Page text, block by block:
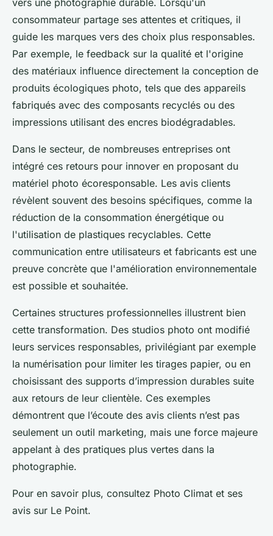
vers une photographie durable. Lorsqu'un
consommateur partage ses attentes et critiques, il
guide les marques vers des choix plus responsables.
Par exemple, le feedback sur la qualité et l'origine
des matériaux influence directement la conception de
produits écologiques photo, tels que des appareils
fabriqués avec des composants recyclés ou des
impressions utilisant des encres biodégradables.
Dans le secteur, de nombreuses entreprises ont
intégré ces retours pour innover en proposant du
matériel photo écoresponsable. Les avis clients
révèlent souvent des besoins spécifiques, comme la
réduction de la consommation énergétique ou
l'utilisation de plastiques recyclables. Cette
communication entre utilisateurs et fabricants est une
preuve concrète que l'amélioration environnementale
est possible et souhaitée.
Certaines structures professionnelles illustrent bien
cette transformation. Des studios photo ont modifié
leurs services responsables, privilégiant par exemple
la numérisation pour limiter les tirages papier, ou en
choisissant des supports d’impression durables suite
aux retours de leur clientèle. Ces exemples
démontrent que l’écoute des avis clients n’est pas
seulement un outil marketing, mais une force majeure
appelant à des pratiques plus vertes dans la
photographie.
Pour en savoir plus, consultez Photo Climat et ses
avis sur Le Point.